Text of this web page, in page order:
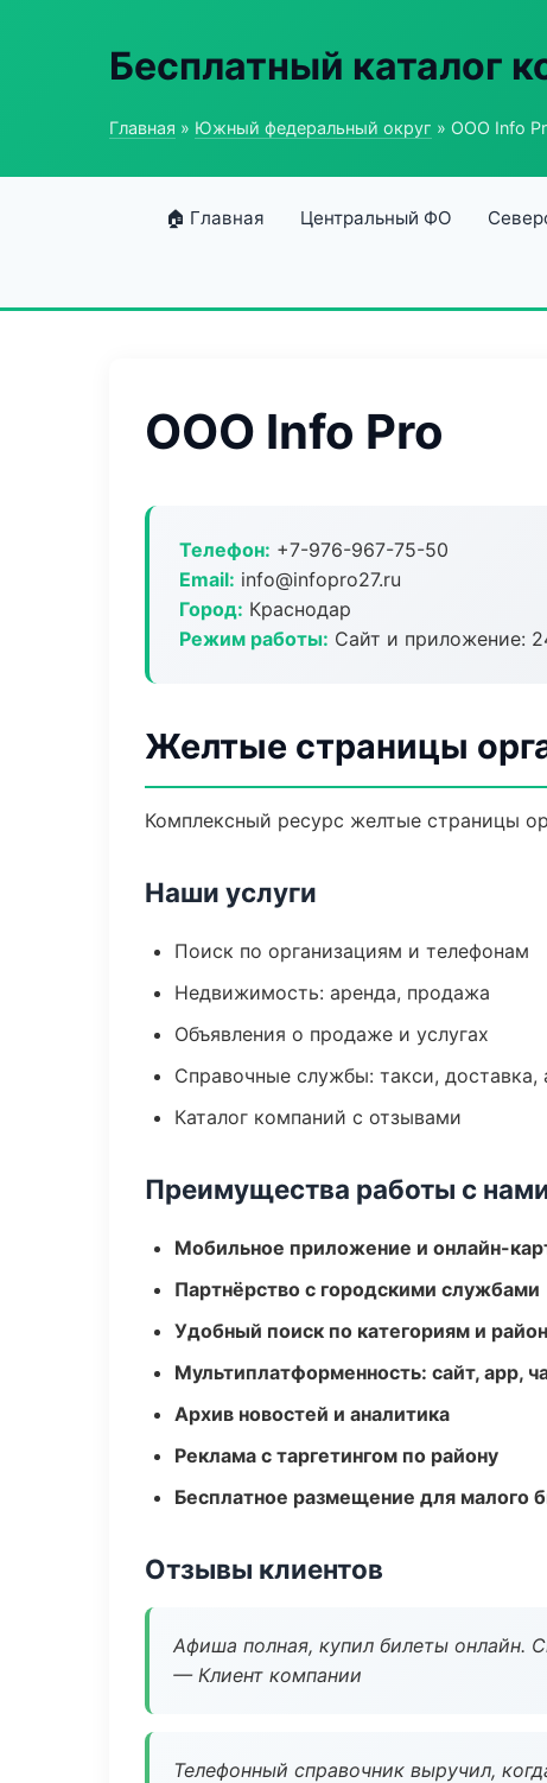
Бесплатный каталог
Главная » Южный федеральный округ » ООО Info
🏠 Главная Центральный ФО
ООО Info Pro
Телефон: +7-976-967-75-50
Email: info@infopro27.ru
Город: Краснодар
Режим работы: Сайт и приложение:
Желтые страницы
Комплексный ресурс желтые страницы
Наши услуги
Поиск по организациям и телефонам
Недвижимость: аренда, продажа
Объявления о продаже и услугах
Справочные службы: такси, доставка,
Каталог компаний с отзывами
Преимущества работы с
Мобильное приложение и онлайн-
Партнёрство с городскими службами
Удобный поиск по категориям и
Мультиплатформенность: сайт, app,
Архив новостей и аналитика
Реклама с таргетингом по району
Бесплатное размещение для малого
Отзывы клиентов
Афиша полная, купил билеты онлайн.
— Клиент компании
Телефонный справочник выручил,